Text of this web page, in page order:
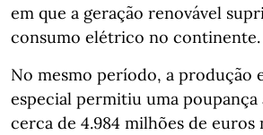
em que a geração renovável
consumo elétrico no continente.
No mesmo período, a produção
especial permitiu uma poupança
cerca de 4.984 milhões de euros